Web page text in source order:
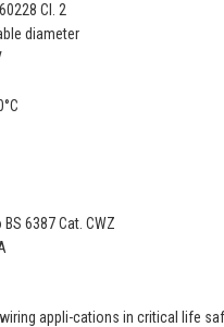
Cl. 2
diameter
6387 Cat. CWZ
appli-cations in critical life